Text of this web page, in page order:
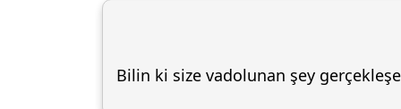
Bilin ki size vadolunan şey